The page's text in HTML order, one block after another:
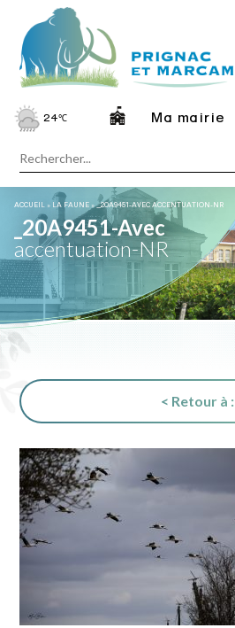
24℃ Ma mairie
ACCUEIL » LA FAUNE »_20A9451-AVEC ACCENTUATION-NR
_20A9451-Avec
accentuation-NR
< Retour à :